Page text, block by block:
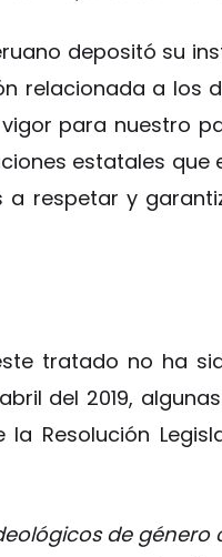
depositó su
relacionada a los
para nuestro
estatales que
respetar y
tratado no ha
del 2019,
Resolución
de género